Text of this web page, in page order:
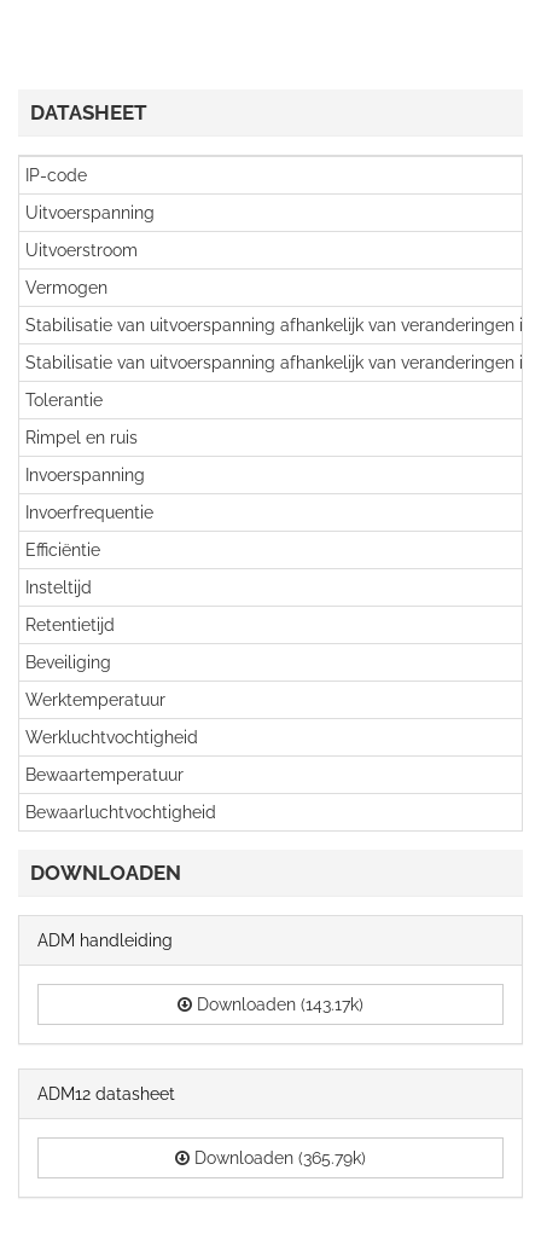
DATASHEET
IP-code
Uitvoerspanning
Uitvoerstroom
Vermogen
Stabilisatie van uitvoerspanning afhankelijk van veranderingen in
Stabilisatie van uitvoerspanning afhankelijk van veranderingen in
Tolerantie
Rimpel en ruis
Invoerspanning
Invoerfrequentie
Efficiëntie
Insteltijd
Retentietijd
Beveiliging
Werktemperatuur
Werkluchtvochtigheid
Bewaartemperatuur
Bewaarluchtvochtigheid
DOWNLOADEN
ADM handleiding
Downloaden (143.17k)
ADM12 datasheet
Downloaden (365.79k)